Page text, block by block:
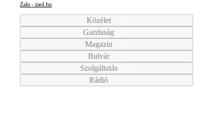
Zala - zaol.hu
Közélet
Gazdaság
Magazin
Bulvár
Szolgáltatás
Rádió